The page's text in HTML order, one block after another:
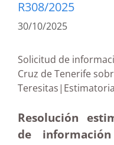
R308/2025
30/10/2025
Solicitud de
Cruz de Tenerife
Resolución
de